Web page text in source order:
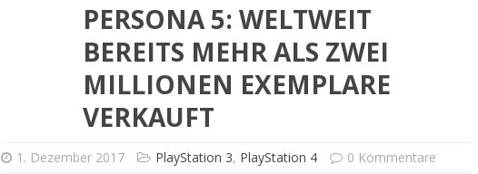
PERSONA 5: WELTWEIT
BEREITS MEHR ALS ZWEI
MILLIONEN EXEMPLARE
VERKAUFT
1. Dezember 2017 PlayStation 3, PlayStation 4 0 Kommentare